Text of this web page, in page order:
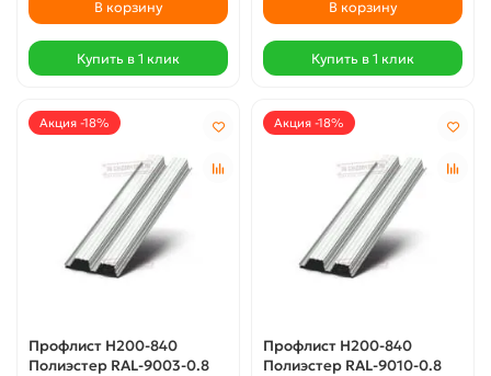
В корзину
Купить в 1 клик
В корзину
Купить в 1 клик
Акция -18%
Профлист Н200-840
Полиэстер RAL-9003-0.8
Акция -18%
Профлист Н200-840
Полиэстер RAL-9010-0.8